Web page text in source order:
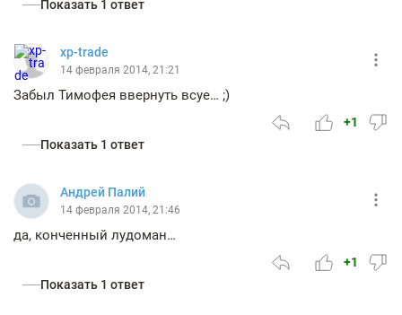
Показать 1 ответ
xp-trade
14 февраля 2014, 21:21
Забыл Тимофея ввернуть всуе… ;)
+1
Показать 1 ответ
Андрей Палий
14 февраля 2014, 21:46
да, конченный лудоман…
+1
Показать 1 ответ